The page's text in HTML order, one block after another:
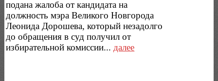
подана жалоба от кандидата на
должность мэра Великого Новгорода
Леонида Дорошева, который незадолго
до обращения в суд получил от
избирательной комиссии...далее